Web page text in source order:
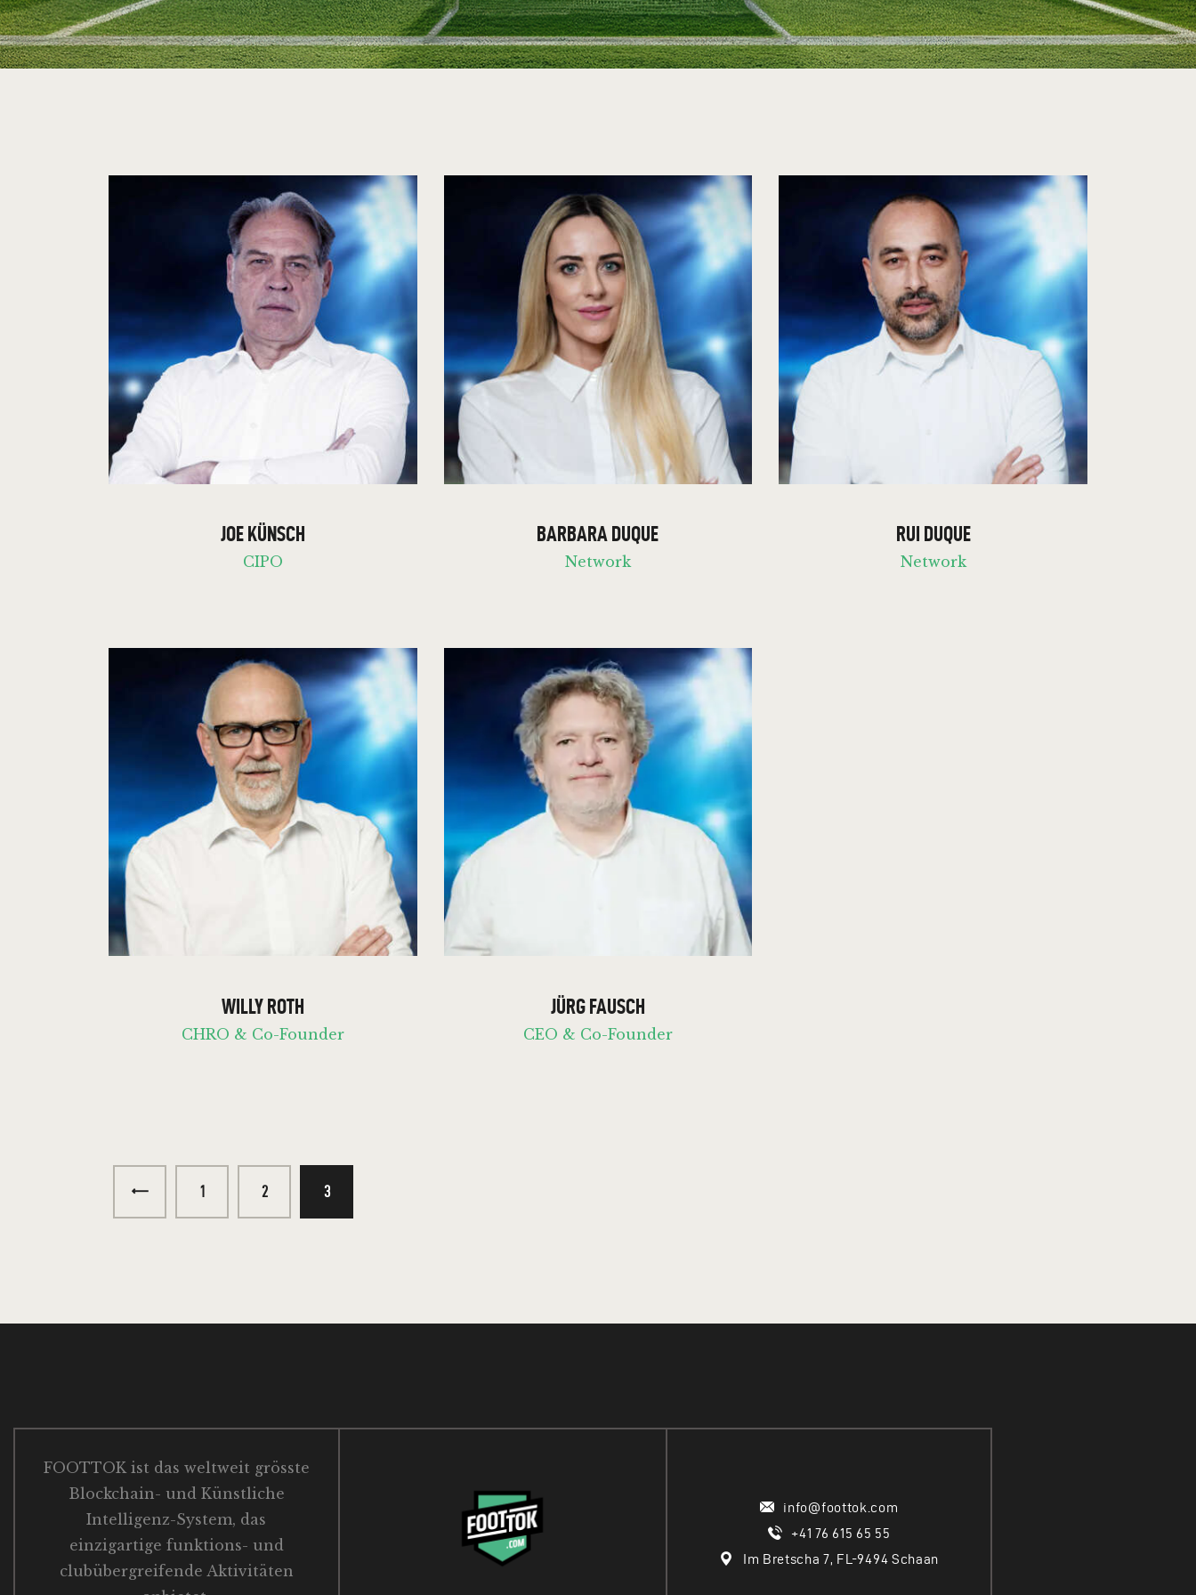
JOE KÜNSCH
CIPO
BARBARA DUQUE
Network
RUI DUQUE
Network
WILLY ROTH
CHRO & Co-Founder
JÜRG FAUSCH
CEO & Co-Founder
1 2 3
FOOTTOK ist das weltweit grösste
Blockchain- und Künstliche
Intelligenz-System, das
einzigartige funktions- und
clubübergreifende Aktivitäten
info@foottok.com
+41 76 615 65 55
Im Bretscha 7, FL-9494 Schaan